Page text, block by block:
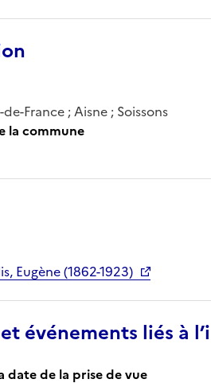
France ; Aisne ; Soissons
la commune
Eugène (1862-1923)
événements liés à
date de la prise de vue